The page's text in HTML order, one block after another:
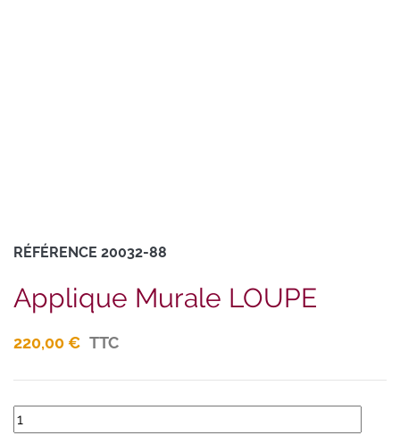
RÉFÉRENCE 20032-88
Applique Murale LOUPE
220,00 € TTC